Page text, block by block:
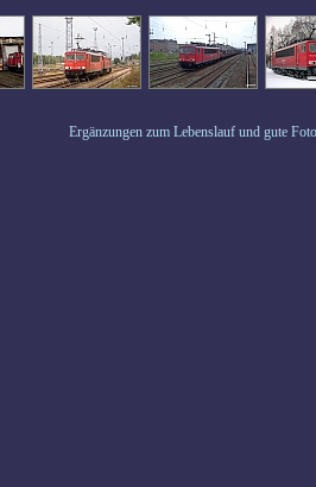
Ergänzungen zum Lebenslauf und gute